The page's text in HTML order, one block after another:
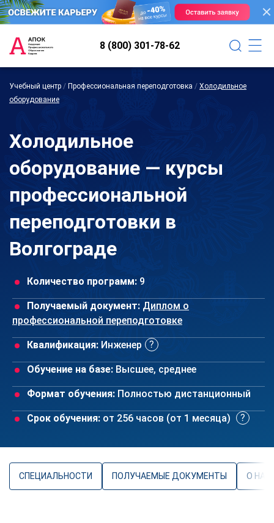
8 (800) 301-78-62
Учебный центр / Профессиональная переподготовка / Холодильное
оборудование
Холодильное
оборудование — курсы
профессиональной
переподготовки в
Волгограде
Количество программ: 9
Получаемый документ: Диплом о
профессиональной переподготовке
Квалификация: Инженер
Обучение на базе: Высшее, среднее
Формат обучения: Полностью дистанционный
Срок обучения: от 256 часов (от 1 месяца)
СПЕЦИАЛЬНОСТИ ПОЛУЧАЕМЫЕ ДОКУМЕНТЫ О